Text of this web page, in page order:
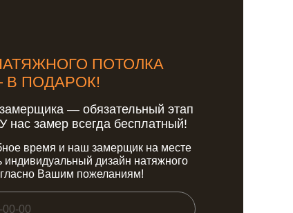
— обязательный этап
замер всегда бесплатный!
время и наш замерщик на месте
индивидуальный дизайн натяжного
Вашим пожеланиям!
ПОТОЛКА
В ПОДАРОК!